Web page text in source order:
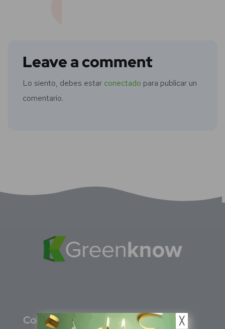
Leave a comment
Lo siento, debes estar conectado para publicar un
comentario.
Colombia ╳